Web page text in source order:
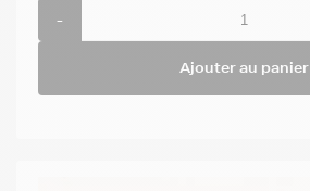
-
Ajouter au panier